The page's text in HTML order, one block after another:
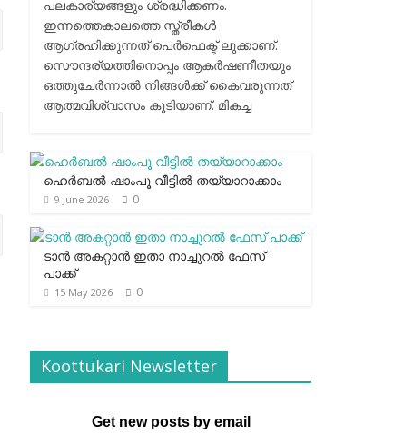
പലകാര്യങ്ങളും ശ്രദ്ധിക്കണം.
ഇന്നത്തെകാലത്തെ സ്ത്രീകള്‍
ആഗ്രഹിക്കുന്നത് പെര്‍ഫെക്ട് ലുക്കാണ്.
സൌന്ദര്യത്തിനൊപ്പം ആകര്‍ഷണീതയും
ഒത്തുചേര്‍ന്നാല്‍ നിങ്ങള്‍ക്ക് കൈവരുന്നത്
ആത്മവിശ്വാസം കൂടിയാണ്. മികച്ച
ഹെര്‍ബല്‍ ഷാംപൂ വീട്ടില്‍ തയ്യാറാക്കാം
9 June 2026 0
ടാന്‍ അകറ്റാന്‍ ഇതാ നാച്ചുറല്‍ ഫേസ്
പാക്ക്
15 May 2026 0
Koottukari Newsletter
Get new posts by email